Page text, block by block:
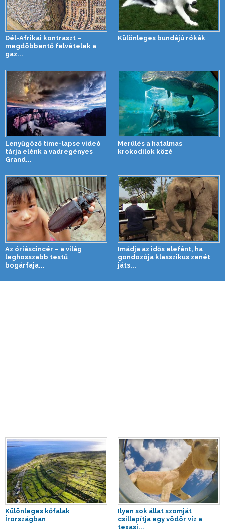
Dél-Afrikai kontraszt –
megdöbbentő felvételek a
gaz...
Különleges bundájú rókák
Lenyűgöző time-lapse videó
tárja elénk a vadregényes
Grand...
Merülés a hatalmas
krokodilok közé
Az óriáscincér – a világ
leghosszabb testű
bogárfaja...
Imádja az idős elefánt, ha
gondozója klasszikus zenét
játs...
Különleges kőfalak
Írországban
Ilyen sok állat szomját
csillapítja egy vödör víz a
texasi...